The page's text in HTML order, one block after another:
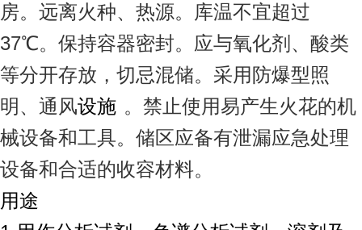
房。远离火种、热源。库温不宜超过
37℃。保持容器密封。应与氧化剂、酸类
等分开存放，切忌混储。采用防爆型照
明、通风设施 。禁止使用易产生火花的机
械设备和工具。储区应备有泄漏应急处理
设备和合适的收容材料。
用途